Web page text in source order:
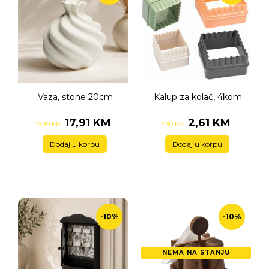
Vaza, stone 20cm
19,90 KM 17,91 KM
Dodaj u korpu
Kalup za kolač, 4kom
2,90 KM 2,61 KM
Dodaj u korpu
-10% -10%
NEMA NA STANJU